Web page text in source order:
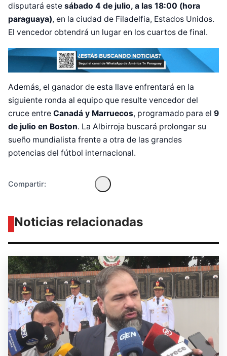
disputará este sábado 4 de julio, a las 18:00 (hora
paraguaya), en la ciudad de Filadelfia, Estados Unidos.
El vencedor obtendrá un lugar en los cuartos de final.
Además, el ganador de esta llave enfrentará en la
siguiente ronda al equipo que resulte vencedor del
cruce entre Canadá y Marruecos, programado para el 9
de julio en Boston. La Albirroja buscará prolongar su
sueño mundialista frente a otra de las grandes
potencias del fútbol internacional.
Compartir:
Diseñado por Shiro
Noticias relacionadas